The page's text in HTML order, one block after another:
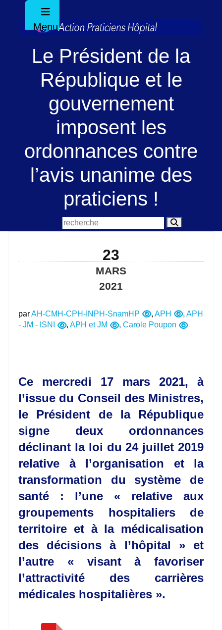
Menu
Le Président de la
République et le
gouvernement
imposent les
ordonnances contre
l’avis unanime des
praticiens !
23
MARS
2021
parAH-CMH-CPH-INPH-SnamHP , APH , APH
- JM - ISNI
, APH et JM , Carole Poupon
Ce mercredi 17 mars 2021, à
l’issue du Conseil des Ministres,
le Président de la République
signe deux ordonnances
déclinant la loi du 24 juillet 2019
relative à l’organisation et la
transformation du système de
santé : l’une « relative aux
groupements hospitaliers de
territoire et à la médicalisation
des décisions à l’hôpital » et
l’autre « visant à favoriser
l’attractivité des carrières
médicales hospitalières ».